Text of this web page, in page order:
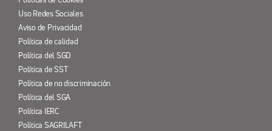
Uso Redes Sociales
Aviso de Privacidad
Política de calidad
Política del SGD
Política de SST
Política de no discriminación
Política del SGA
Política IERC
Política SAGRILAFT